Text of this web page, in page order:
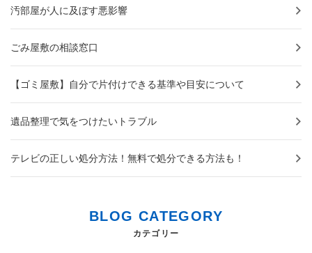
汚部屋が人に及ぼす悪影響
ごみ屋敷の相談窓口
【ゴミ屋敷】自分で片付けできる基準や目安について
遺品整理で気をつけたいトラブル
テレビの正しい処分方法！無料で処分できる方法も！
BLOG CATEGORY
カテゴリー